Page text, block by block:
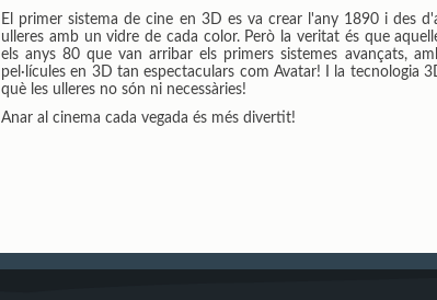
El primer sistema de cine en 3D es va crear l'any 1890 i des
ulleres amb un vidre de cada color. Però la veritat és que
els anys 80 que van arribar els primers sistemes avançats,
pel·lícules en 3D tan espectaculars com Avatar! I la tecnologia
què les ulleres no són ni necessàries!
Anar al cinema cada vegada és més divertit!